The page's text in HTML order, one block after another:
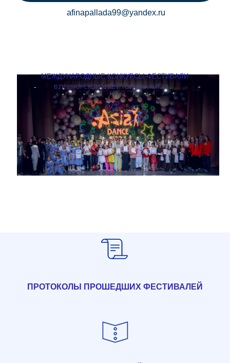
afinapallada99@yandex.ru
МЕЖДУНАРОДНЫЕ КОНКУРСЫ-ФЕСТИВАЛИ
В ПРИМОРСКОМ КРАЕ И ГОРОДАХ КИТАЯ
ПРОТОКОЛЫ ПРОШЕДШИХ ФЕСТИВАЛЕЙ